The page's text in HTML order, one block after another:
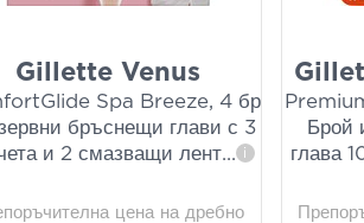
Gillette Venus
Spa Breeze, 4 бр
бръснещи глави с 3
и 2 смазващи лент... i
цена на дребно
Брой
глава